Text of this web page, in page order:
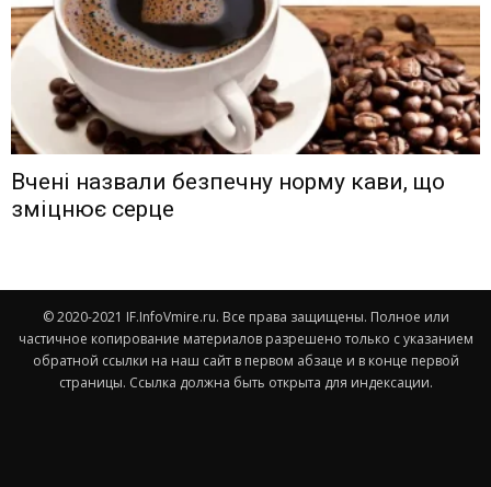
Вчені назвали безпечну норму кави, що
зміцнює серце
© 2020-2021 IF.InfoVmire.ru. Все права защищены. Полное или
частичное копирование материалов разрешено только с указанием
обратной ссылки на наш сайт в первом абзаце и в конце первой
страницы. Ссылка должна быть открыта для индексации.